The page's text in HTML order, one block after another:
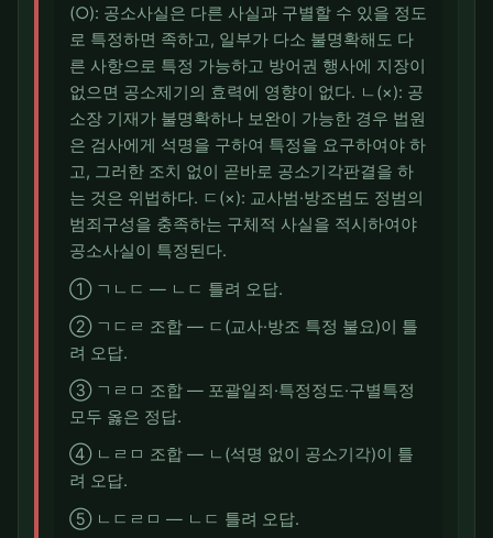
(○): 공소사실은 다른 사실과 구별할 수 있을 정도
로 특정하면 족하고, 일부가 다소 불명확해도 다
른 사항으로 특정 가능하고 방어권 행사에 지장이
없으면 공소제기의 효력에 영향이 없다. ㄴ(×): 공
소장 기재가 불명확하나 보완이 가능한 경우 법원
은 검사에게 석명을 구하여 특정을 요구하여야 하
고, 그러한 조치 없이 곧바로 공소기각판결을 하
는 것은 위법하다. ㄷ(×): 교사범·방조범도 정범의
범죄구성을 충족하는 구체적 사실을 적시하여야
공소사실이 특정된다.
① ㄱㄴㄷ — ㄴㄷ 틀려 오답.
② ㄱㄷㄹ 조합 — ㄷ(교사·방조 특정 불요)이 틀
려 오답.
③ ㄱㄹㅁ 조합 — 포괄일죄·특정정도·구별특정
모두 옳은 정답.
④ ㄴㄹㅁ 조합 — ㄴ(석명 없이 공소기각)이 틀
려 오답.
⑤ ㄴㄷㄹㅁ — ㄴㄷ 틀려 오답.